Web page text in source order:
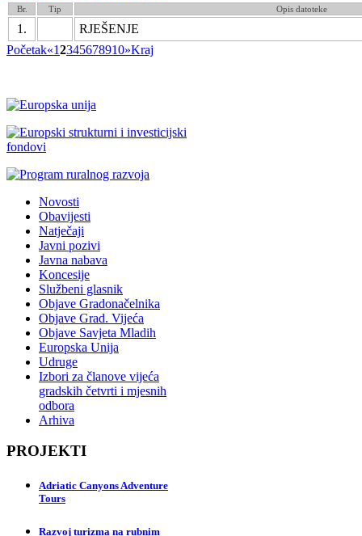
Br. Tip Opis datoteke
1.
RJEŠENJE
Početak«12345678910»Kraj
Novosti
Obavijesti
Natječaji
Javni pozivi
Javna nabava
Koncesije
Službeni glasnik
Objave Gradonačelnika
Objave Grad. Vijeća
Objave Savjeta Mladih
Europska Unija
Udruge
Izbori za članove vijeća
gradskih četvrti i mjesnih
odbora
Arhiva
PROJEKTI
Adriatic Canyons Adventure
Tours
Razvoj turizma na rubnim